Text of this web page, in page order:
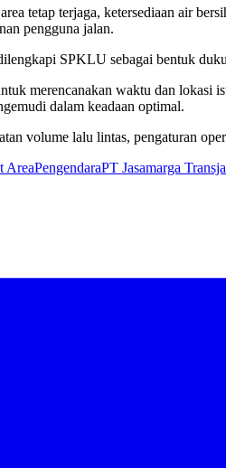
tetap terjaga, ketersediaan air
pengguna jalan.
SPKLU sebagai bentuk
merencanakan waktu dan lokasi
dalam keadaan optimal.
volume lalu lintas, pengaturan
AreaPengendaraPT Jasamarga